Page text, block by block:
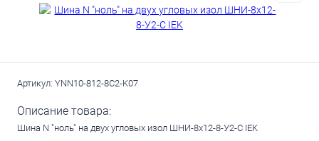
Артикул: YNN10-812-8C2-K07
Описание товара:
Шина N "ноль" на двух угловых изол ШНИ-8х12-8-У2-С IEK